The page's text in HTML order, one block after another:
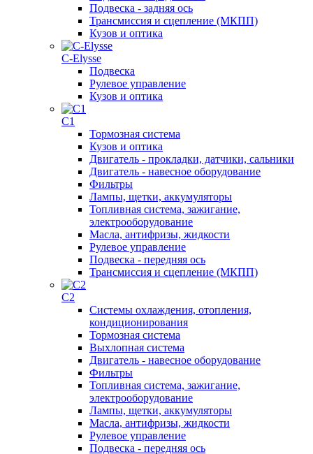
Подвеска - задняя ось
Трансмиссия и сцепление (МКПП)
Кузов и оптика
C-Elysse
Подвеска
Рулевое управление
Кузов и оптика
C1
Тормозная система
Кузов и оптика
Двигатель - прокладки, датчики, сальники
Двигатель - навесное оборудование
Фильтры
Лампы, щетки, аккумуляторы
Топливная система, зажигание,
электрооборудование
Масла, антифризы, жидкости
Рулевое управление
Подвеска - передняя ось
Трансмиссия и сцепление (МКПП)
C2
Системы охлаждения, отопления,
кондиционирования
Тормозная система
Выхлопная система
Двигатель - навесное оборудование
Фильтры
Топливная система, зажигание,
электрооборудование
Лампы, щетки, аккумуляторы
Масла, антифризы, жидкости
Рулевое управление
Подвеска - передняя ось